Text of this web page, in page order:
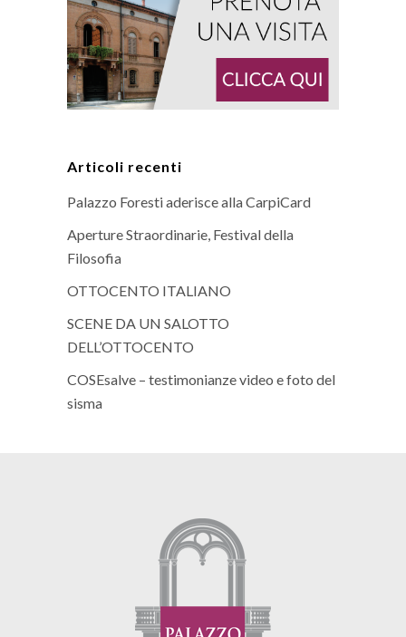
Articoli recenti
Palazzo Foresti aderisce alla CarpiCard
Aperture Straordinarie, Festival della
Filosofia
OTTOCENTO ITALIANO
SCENE DA UN SALOTTO
DELL’OTTOCENTO
COSEsalve – testimonianze video e foto del
sisma